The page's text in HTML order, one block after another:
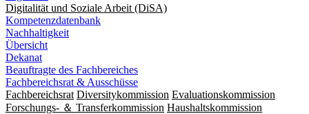
Digitalität und Soziale Arbeit (DiSA)
Kompetenzdatenbank
Nachhaltigkeit
Übersicht
Dekanat
Beauftragte des Fachbereiches
Fachbereichsrat & Ausschüsse
Fachbereichsrat Diversitykommission Evaluationskommission
Forschungs- ＆ Transferkommission Haushaltskommission